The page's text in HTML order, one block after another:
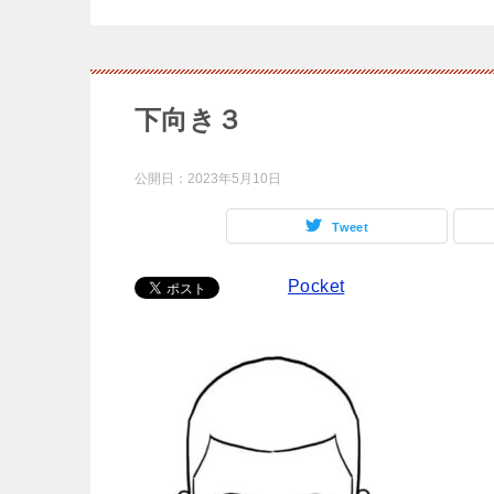
下向き３
公開日： 2023年5月10日
Tweet
Pocket